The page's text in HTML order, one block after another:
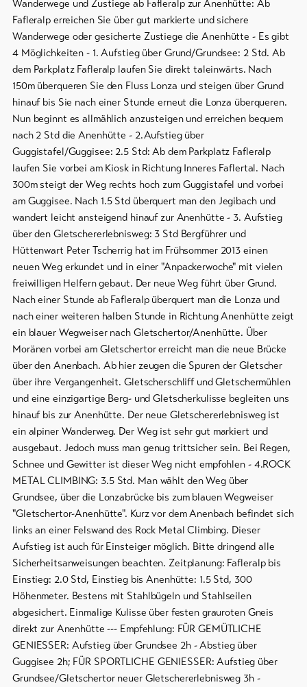
Wanderwege und Zustiege ab Fafleralp zur Anenhütte: Ab
Fafleralp erreichen Sie über gut markierte und sichere
Wanderwege oder gesicherte Zustiege die Anenhütte - Es gibt
4 Möglichkeiten - 1. Aufstieg über Grund/Grundsee: 2 Std. Ab
dem Parkplatz Fafleralp laufen Sie direkt taleinwärts. Nach
150m überqueren Sie den Fluss Lonza und steigen über Grund
hinauf bis Sie nach einer Stunde erneut die Lonza überqueren.
Nun beginnt es allmählich anzusteigen und erreichen bequem
nach 2 Std die Anenhütte - 2.Aufstieg über
Guggistafel/Guggisee: 2.5 Std: Ab dem Parkplatz Fafleralp
laufen Sie vorbei am Kiosk in Richtung Inneres Faflertal. Nach
300m steigt der Weg rechts hoch zum Guggistafel und vorbei
am Guggisee. Nach 1.5 Std überquert man den Jegibach und
wandert leicht ansteigend hinauf zur Anenhütte - 3. Aufstieg
über den Gletschererlebnisweg: 3 Std Bergführer und
Hüttenwart Peter Tscherrig hat im Frühsommer 2013 einen
neuen Weg erkundet und in einer "Anpackerwoche" mit vielen
freiwilligen Helfern gebaut. Der neue Weg führt über Grund.
Nach einer Stunde ab Fafleralp überquert man die Lonza und
nach einer weiteren halben Stunde in Richtung Anenhütte zeigt
ein blauer Wegweiser nach Gletschertor/Anenhütte. Über
Moränen vorbei am Gletschertor erreicht man die neue Brücke
über den Anenbach. Ab hier zeugen die Spuren der Gletscher
über ihre Vergangenheit. Gletscherschliff und Gletschermühlen
und eine einzigartige Berg- und Gletscherkulisse begleiten uns
hinauf bis zur Anenhütte. Der neue Gletschererlebnisweg ist
ein alpiner Wanderweg. Der Weg ist sehr gut markiert und
ausgebaut. Jedoch muss man genug trittsicher sein. Bei Regen,
Schnee und Gewitter ist dieser Weg nicht empfohlen - 4.ROCK
METAL CLIMBING: 3.5 Std. Man wählt den Weg über
Grundsee, über die Lonzabrücke bis zum blauen Wegweiser
"Gletschertor-Anenhütte". Kurz vor dem Anenbach befindet sich
links an einer Felswand des Rock Metal Climbing. Dieser
Aufstieg ist auch für Einsteiger möglich. Bitte dringend alle
Sicherheitsanweisungen beachten. Zeitplanung: Fafleralp bis
Einstieg: 2.0 Std, Einstieg bis Anenhütte: 1.5 Std, 300
Höhenmeter. Bestens mit Stahlbügeln und Stahlseilen
abgesichert. Einmalige Kulisse über festen grauroten Gneis
direkt zur Anenhütte --- Empfehlung: FÜR GEMÜTLICHE
GENIESSER: Aufstieg über Grundsee 2h - Abstieg über
Guggisee 2h; FÜR SPORTLICHE GENIESSER: Aufstieg über
Grundsee/Gletschertor neuer Gletschererlebnisweg 3h -